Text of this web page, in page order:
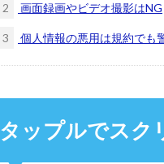
2 画面録画やビデオ撮影はNG
3 個人情報の悪用は規約でも
タップルでスク